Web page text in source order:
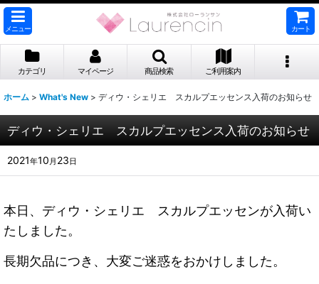
メニュー カート
カテゴリ マイページ 商品検索 ご利用案内
ホーム > What's New > ディウ・シェリエ スカルプエッセンス入荷のお知らせ
ディウ・シェリエ スカルプエッセンス入荷のお知らせ
2021年10 月 23日
本日、ディウ・シェリエ スカルプエッセンが入荷い
たしました。
長期欠品につき、大変ご迷惑をおかけしました。